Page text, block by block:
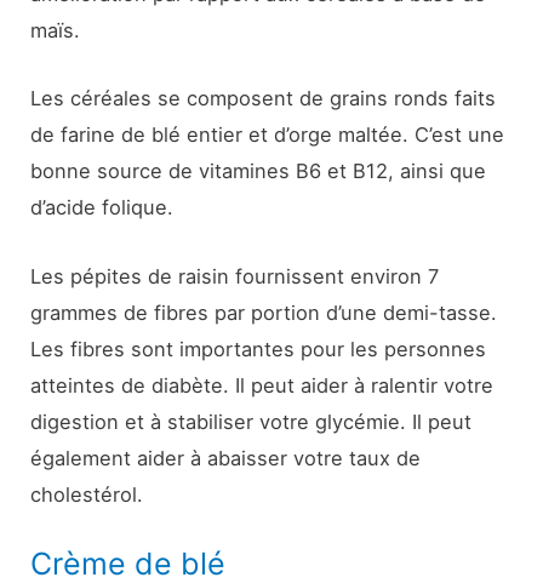
maïs.
Les céréales se composent de grains ronds faits
de farine de blé entier et d’orge maltée. C’est une
bonne source de vitamines B6 et B12, ainsi que
d’acide folique.
Les pépites de raisin fournissent environ 7
grammes de fibres par portion d’une demi-tasse.
Les fibres sont importantes pour les personnes
atteintes de diabète. Il peut aider à ralentir votre
digestion et à stabiliser votre glycémie. Il peut
également aider à abaisser votre taux de
cholestérol.
Crème de blé